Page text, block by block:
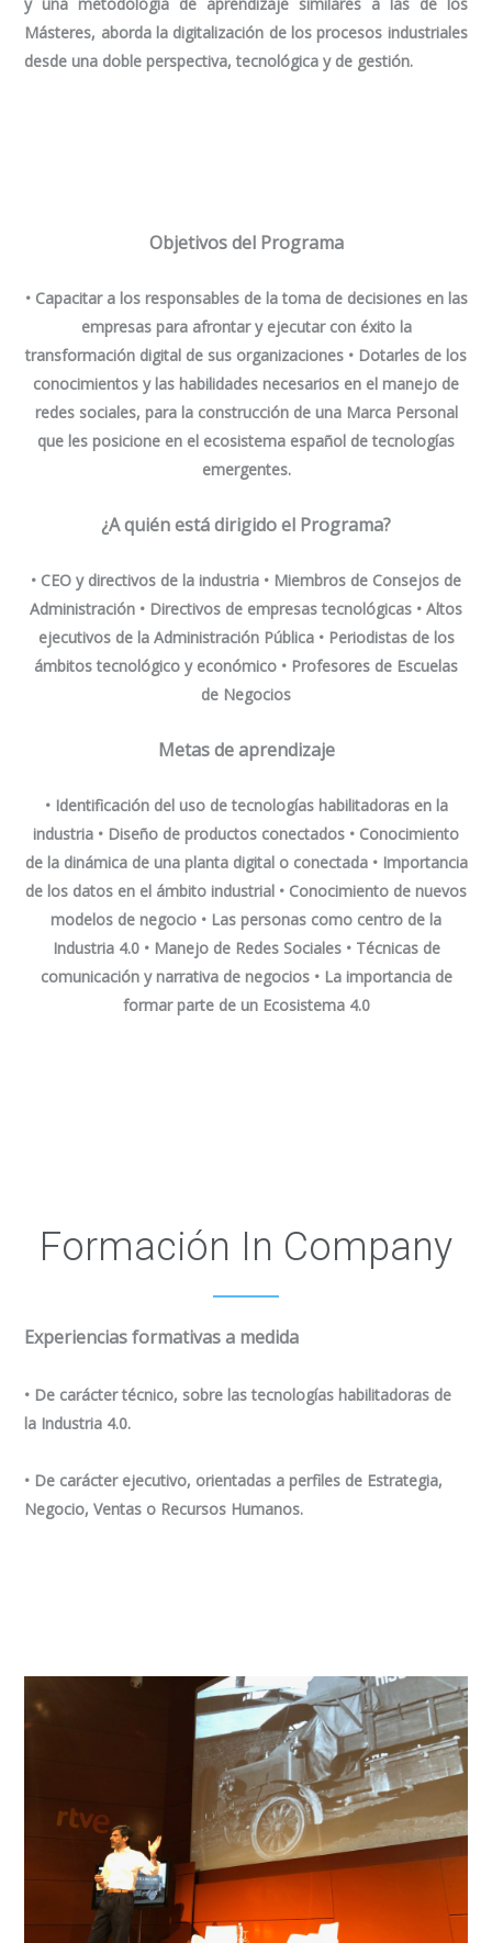
Másteres, aborda la digitalización de los procesos industriales
desde una doble perspectiva, tecnológica y de gestión.
Objetivos del Programa
• Capacitar a los responsables de la toma de decisiones en las
empresas para afrontar y ejecutar con éxito la
transformación digital de sus organizaciones • Dotarles de los
conocimientos y las habilidades necesarios en el manejo de
redes sociales, para la construcción de una Marca Personal
que les posicione en el ecosistema español de tecnologías
emergentes.
¿A quién está dirigido el Programa?
• CEO y directivos de la industria • Miembros de Consejos de
Administración • Directivos de empresas tecnológicas • Altos
ejecutivos de la Administración Pública • Periodistas de los
ámbitos tecnológico y económico • Profesores de Escuelas
de Negocios
Metas de aprendizaje
• Identificación del uso de tecnologías habilitadoras en la
industria • Diseño de productos conectados • Conocimiento
de la dinámica de una planta digital o conectada • Importancia
de los datos en el ámbito industrial • Conocimiento de nuevos
modelos de negocio • Las personas como centro de la
Industria 4.0 • Manejo de Redes Sociales • Técnicas de
comunicación y narrativa de negocios • La importancia de
formar parte de un Ecosistema 4.0
Formación In Company
Experiencias formativas a medida
• De carácter técnico, sobre las tecnologías habilitadoras de
la Industria 4.0.
• De carácter ejecutivo, orientadas a perfiles de Estrategia,
Negocio, Ventas o Recursos Humanos.